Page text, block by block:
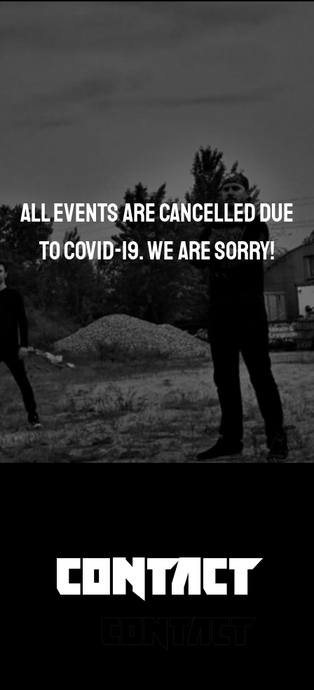
All events are cancelled due
to COVID-19. We are sorry!
CONTACT